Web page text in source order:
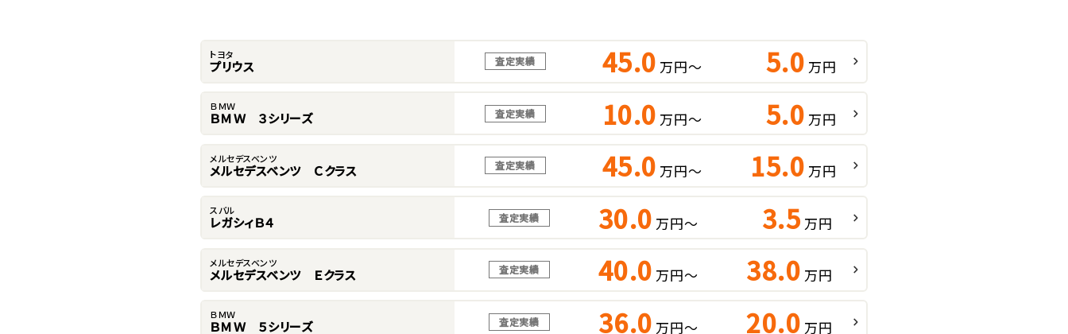
トヨタ
プリウス 査定実績 45.0 万円～ 5.0 万円
ＢＭＷ
ＢＭＷ ３シリーズ 査定実績 10.0 万円～ 5.0 万円
メルセデスベンツ
メルセデスベンツ Ｃクラス 査定実績 45.0 万円～ 15.0 万円
スバル
レガシィＢ４ 査定実績 30.0 万円～ 3.5 万円
メルセデスベンツ
メルセデスベンツ Ｅクラス 査定実績 40.0 万円～ 38.0 万円
ＢＭＷ
ＢＭＷ ５シリーズ 査定実績 36.0 万円～ 20.0 万円